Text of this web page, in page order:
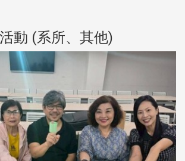
動 (系所、其他)